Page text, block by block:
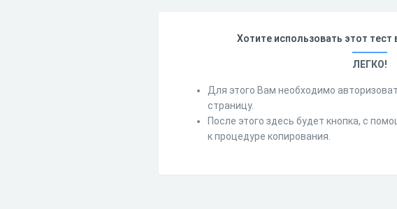
Хотите использовать этот тест
ЛЕГКО!
Для этого Вам необходимо
страницу.
После этого здесь будет кнопка, с
к процедуре копирования.